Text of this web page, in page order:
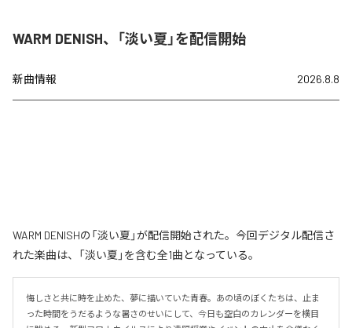
WARM DENISH、「淡い夏」を配信開始
新曲情報 2026.8.8
WARM DENISHの「淡い夏」が配信開始された。今回デジタル配信さ
れた楽曲は、「淡い夏」を含む全1曲となっている。
悔しさと共に時を止めた、夢に描いていた青春。あの頃のぼくたちは、止ま
った時間をうだるような暑さのせいにして、今日も空白のカレンダーを横目